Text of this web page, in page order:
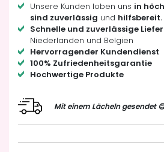
Unsere Kunden loben uns in
sind zuverlässig und hilfsbereit.
Schnelle und zuverlässige
Niederlanden und Belgien
Hervorragender Kundendienst
100% Zufriedenheitsgarantie
Hochwertige Produkte
Mit einem Lächeln gesendet